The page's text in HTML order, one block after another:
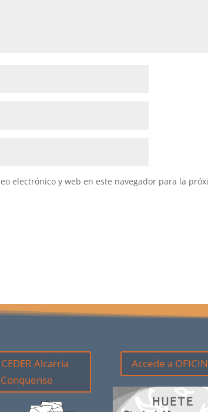
electrónico y web en este navegador para la
Alcarria
Conquense
Accede a